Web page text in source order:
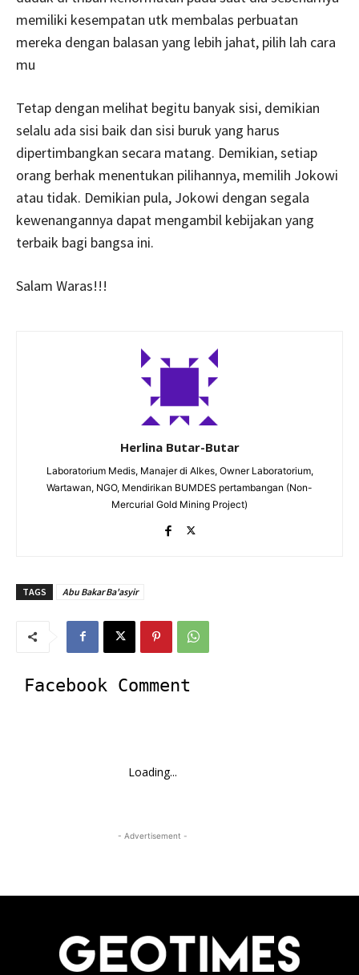
memiliki kesempatan utk membalas perbuatan
mereka dengan balasan yang lebih jahat, pilih lah cara
mu
Tetap dengan melihat begitu banyak sisi, demikian
selalu ada sisi baik dan sisi buruk yang harus
dipertimbangkan secara matang. Demikian, setiap
orang berhak menentukan pilihannya, memilih Jokowi
atau tidak. Demikian pula, Jokowi dengan segala
kewenangannya dapat mengambil kebijakan yang
terbaik bagi bangsa ini.
Salam Waras!!!
Herlina Butar-Butar
Laboratorium Medis, Manajer di Alkes, Owner Laboratorium,
Wartawan, NGO, Mendirikan BUMDES pertambangan (Non-
Mercurial Gold Mining Project)
TAGS Abu Bakar Ba'asyir
Facebook Comment
Loading...
- Advertisement -